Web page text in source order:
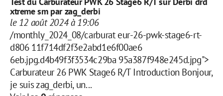
xtreme sm par zag_derbi
le 12 août 2024 à 19:06
/monthly_2024_08/carburat eur-26-pwk-stage6-rt-
d806 11f714df2f3e2abd1e6f00ae6
6eb.jpg.d4b49f3f3534c29ba 95a387f948e245d.jpg">
Carburateur 26 PWK Stage6 R/T Introduction Bonjour,
je suis zag_derbi, un...